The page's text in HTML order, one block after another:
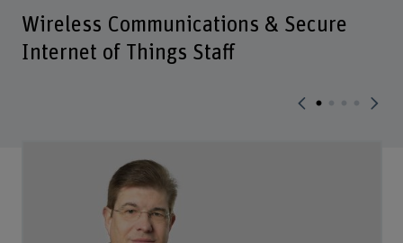
Wireless Communications & Secure
Internet of Things Staff